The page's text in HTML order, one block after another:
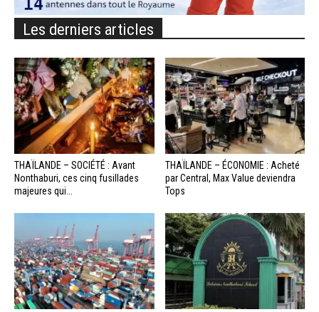
Les derniers articles
THAÏLANDE – SOCIÉTÉ : Avant
Nonthaburi, ces cinq fusillades
majeures qui...
THAÏLANDE – ÉCONOMIE : Acheté
par Central, Max Value deviendra
Tops